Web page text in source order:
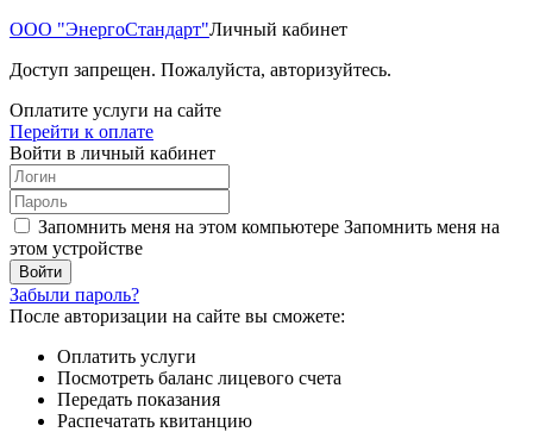
ООО "ЭнергоСтандарт"Личный кабинет
Доступ запрещен. Пожалуйста, авторизуйтесь.
Оплатите услуги на сайте
Перейти к оплате
Войти в личный кабинет
Запомнить меня на этом компьютере Запомнить меня на
этом устройстве
Забыли пароль?
После авторизации на сайте вы сможете:
Оплатить услуги
Посмотреть баланс лицевого счета
Передать показания
Распечатать квитанцию